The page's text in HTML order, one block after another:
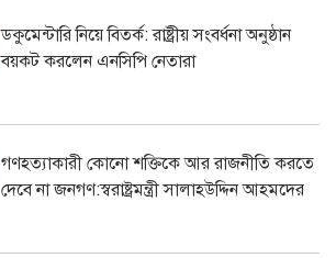
ডকুমেন্টারি নিয়ে বিতর্ক: রাষ্ট্রীয় সংবর্ধনা অনুষ্ঠান
বয়কট করলেন এনসিপি নেতারা
গণহত্যাকারী কোনো শক্তিকে আর রাজনীতি করতে
দেবে না জনগণ:স্বরাষ্ট্রমন্ত্রী সালাহউদ্দিন আহমদের